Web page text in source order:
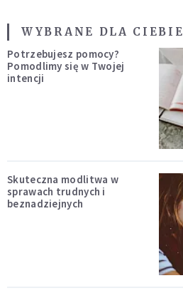
WYBRANE DLA CIEBIE
Potrzebujesz pomocy?
Pomodlimy się w Twojej
intencji
Skuteczna modlitwa w
sprawach trudnych i
beznadziejnych